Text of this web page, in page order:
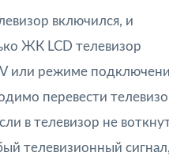
включился, и
ЖК LCD телевизор
или режиме
перевести
в телевизор не
телевизионный